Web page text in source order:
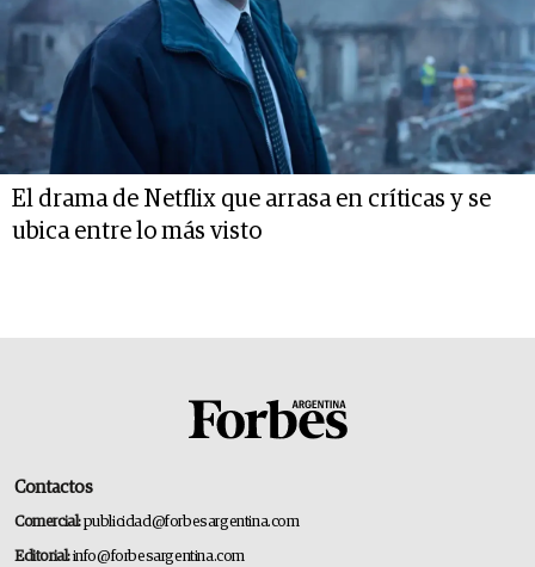
El drama de Netflix que arrasa en críticas y se
ubica entre lo más visto
Contactos
Comercial:publicidad@forbesargentina.com
Editorial:info@forbesargentina.com